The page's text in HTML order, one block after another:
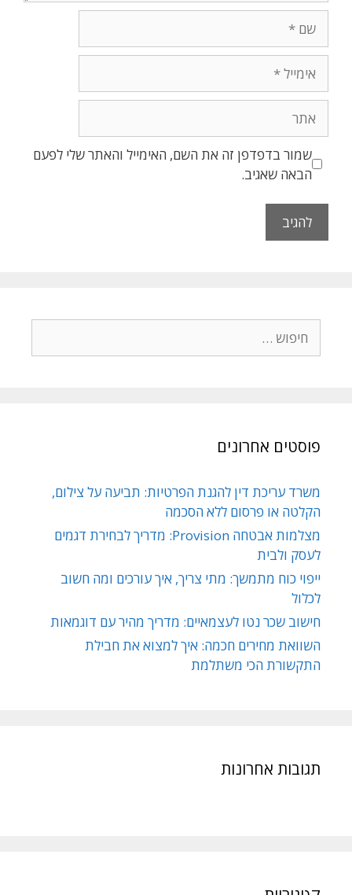
שמור בדפדפן זה את השם, האימייל והאתר שלי לפעם
הבאה שאגיב.
פוסטים אחרונים
משרד עריכת דין להגנת הפרטיות: תביעה על צילום,
הקלטה או פרסום ללא הסכמה
מצלמות אבטחה Provision: מדריך לבחירת דגמים
לעסק ולבית
ייפוי כוח מתמשך: מתי צריך, איך עורכים ומה חשוב
לכלול
חישוב שכר נטו לעצמאיים: מדריך מהיר עם דוגמאות
השוואת מחירים חכמה: איך למצוא את חבילת
התקשורת הכי משתלמת
תגובות אחרונות